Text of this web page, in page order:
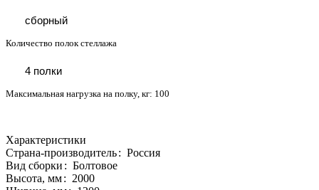
сборный
Количество полок стеллажа
4 полки
Максимальная нагрузка на полку, кг: 100
Характеристики
Страна-производитель: Россия
Вид сборки : Болтовое
Высота, мм: 2000